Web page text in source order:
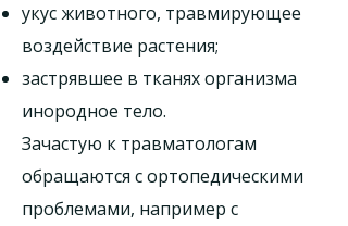
укус животного, травмирующее
воздействие растения;
застрявшее в тканях организма
инородное тело.
Зачастую к травматологам
обращаются с ортопедическими
проблемами, например с